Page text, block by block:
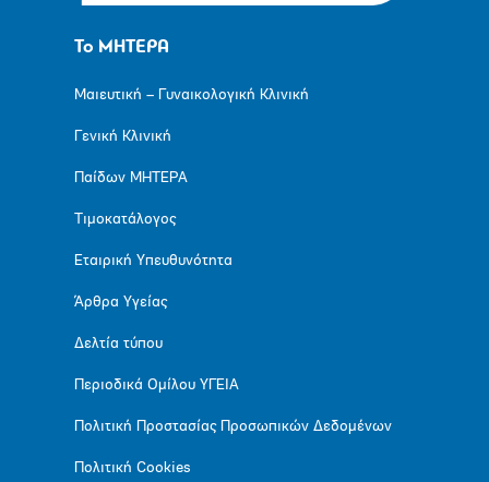
Το ΜΗΤΕΡΑ
Μαιευτική – Γυναικολογική Κλινική
Γενική Κλινική
Παίδων ΜΗΤΕΡΑ
Τιμοκατάλογος
Εταιρική Υπευθυνότητα
Άρθρα Υγείας
Δελτία τύπου
Περιοδικά Ομίλου ΥΓΕΙΑ
Πολιτική Προστασίας Προσωπικών Δεδομένων
Πολιτική Cookies